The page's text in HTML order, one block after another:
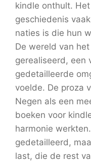
kindle onthult.
geschiedenis
naties is die hun
De wereld van
gerealiseerd, een
gedetailleerde
voelde. De proza
Negen als een
boeken voor
harmonie
gedetailleerd,
last, die de rest